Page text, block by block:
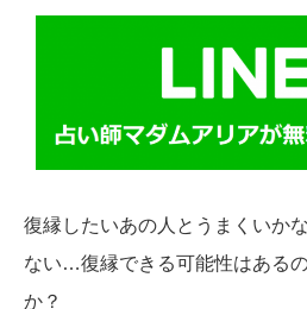
復縁したいあの人とうまくいか
ない…復縁できる可能性はある
か？